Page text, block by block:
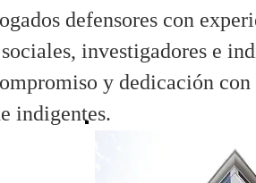
defensores con
investigadores e
y dedicación
indigentes.